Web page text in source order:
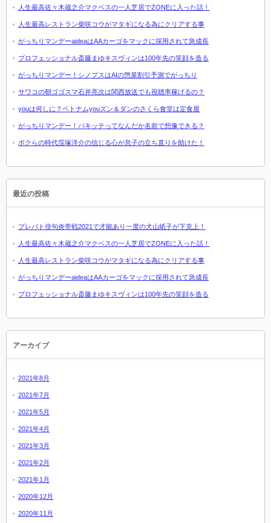
人生最高佐々木蔵之介マクベスの一人芝居でZONEに入った話！
人生最高レストラン柴咲コウがマタギになる為にクリアする事
がっちりマンデーaideaはAAカーゴをマックに採用されて急成長
プロフェッショナル斎藤まゆキスヴィンは100年先の笑顔を造る
がっちりマンデー！シノプスはAIの惣菜割引予測でがっちり
サワコの朝ゴゴスマ石井亮次は関西放送でも視聴率稼げるの？
youは何しに？ベトナムyouズン＆ダンのさくら食堂は定食屋
がっちりマンデー！パキッテってなんだか名前で想像できる？
ボクらの時代窪塚洋介の信じる心が息子の立ち直りを助けた！
最近の投稿
プレバト俳句炎帝戦2021で才能あり一度の犬山紙子が下克上！
人生最高佐々木蔵之介マクベスの一人芝居でZONEに入った話！
人生最高レストラン柴咲コウがマタギになる為にクリアする事
がっちりマンデーaideaはAAカーゴをマックに採用されて急成長
プロフェッショナル斎藤まゆキスヴィンは100年先の笑顔を造る
アーカイブ
2021年8月
2021年7月
2021年5月
2021年4月
2021年3月
2021年2月
2021年1月
2020年12月
2020年11月